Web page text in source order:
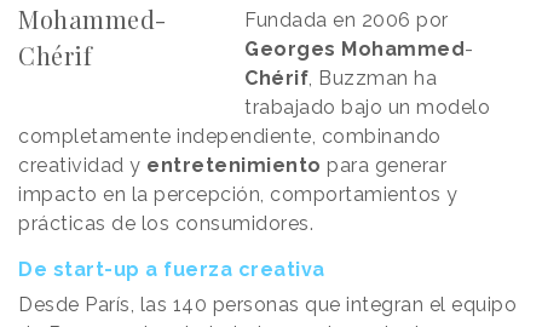
Mohammed-
Chérif
Fundada en 2006 por
Georges Mohammed-
Chérif , Buzzman ha
trabajado bajo un modelo
completamente independiente, combinando
creatividad y entretenimiento para generar
impacto en la percepción, comportamientos y
prácticas de los consumidores.
De start-up a fuerza creativa
Desde París, las 140 personas que integran el equipo